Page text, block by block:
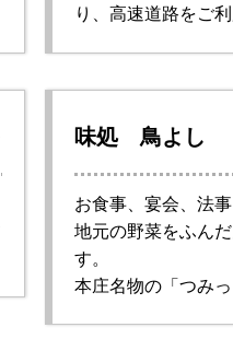
り、高速道路をご
味処 鳥よし
お食事、宴会、法事
地元の野菜をふん
す。
本庄名物の「つみ